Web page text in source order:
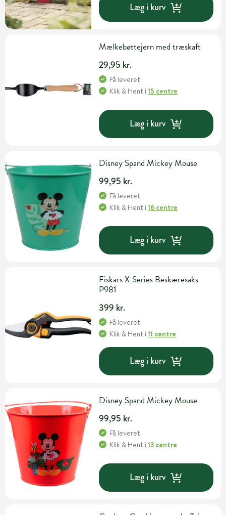
Læg i kurv
Mælkebøttejern med træskaft
29,95 kr.
Få leveret
Klik & Hent i15 centre
Læg i kurv
Disney Spand Mickey Mouse
99,95 kr.
Få leveret
Klik & Hent i16 centre
Læg i kurv
Fiskars X-Series Beskæresaks
P981
399 kr.
Få leveret
Klik & Hent i11 centre
Læg i kurv
Disney Spand Mickey Mouse
99,95 kr.
Få leveret
Klik & Hent i13 centre
Læg i kurv